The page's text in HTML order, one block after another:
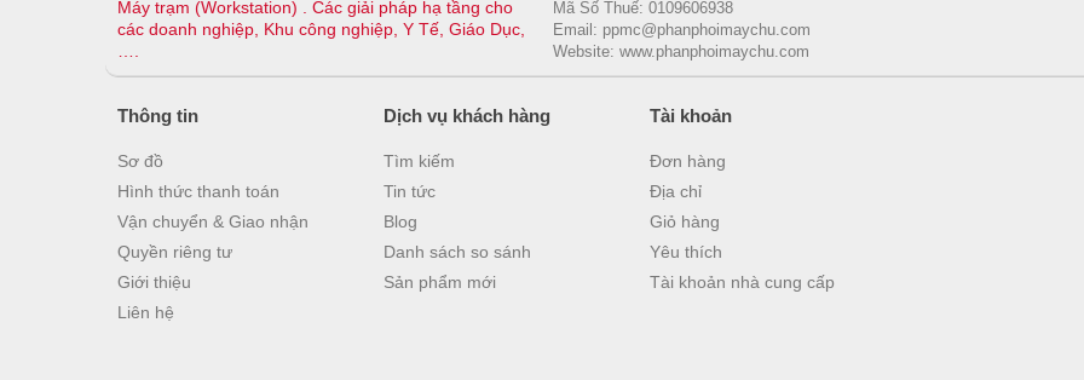
Expansion Options
PCI Express Revision
Package Specifications
Máy trạm (Workstation) . Các giải pháp hạ tầng cho
các doanh nghiệp, Khu công nghiệp, Y Tế, Giáo Dục,
Mã Số Thuế: 0109606938
Email: ppmc@phanphoimaychu.com
Website: www.phanphoimaychu.com
Thông tin
Sơ đồ
Hình thức thanh toán
Vận chuyển & Giao nhận
Quyền riêng tư
Giới thiệu
Liên hệ
Dịch vụ khách hàng
Tìm kiếm
Tin tức
Blog
Danh sách so sánh
Sản phẩm mới
Tài khoản
Đơn hàng
Địa chỉ
Giỏ hàng
Yêu thích
Tài khoản nhà cung cấp